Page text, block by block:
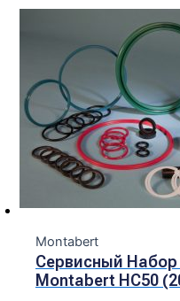
Montabert
Сервисный
Montabert HC50